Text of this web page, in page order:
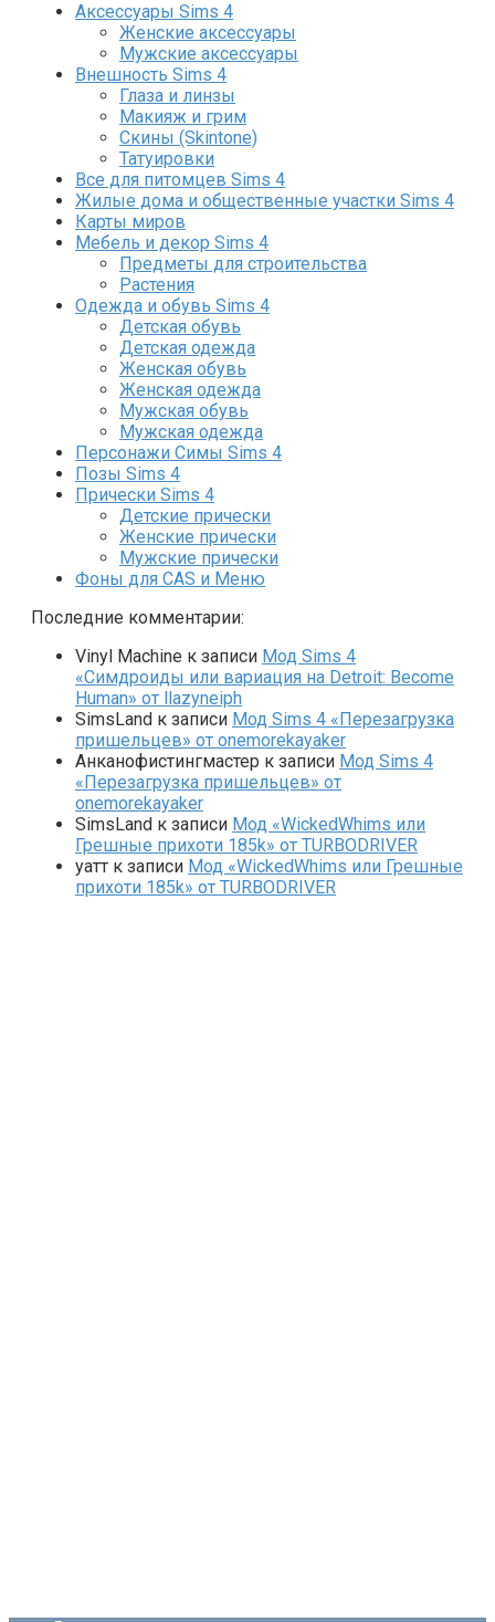
Аксессуары Sims 4
Женские аксессуары
Мужские аксессуары
Внешность Sims 4
Глаза и линзы
Макияж и грим
Скины (Skintone)
Татуировки
Все для питомцев Sims 4
Жилые дома и общественные участки Sims 4
Карты миров
Мебель и декор Sims 4
Предметы для строительства
Растения
Одежда и обувь Sims 4
Детская обувь
Детская одежда
Женская обувь
Женская одежда
Мужская обувь
Мужская одежда
Персонажи Симы Sims 4
Позы Sims 4
Прически Sims 4
Детские прически
Женские прически
Мужские прически
Фоны для CAS и Меню
Последние комментарии:
Vinyl Machine к записи Мод Sims 4
«Симдроиды или вариация на Detroit: Become
Human» от llazyneiph
SimsLand к записи Мод Sims 4 «Перезагрузка
пришельцев» от onemorekayaker
Анканофистингмастер к записи Мод Sims 4
«Перезагрузка пришельцев» от
onemorekayaker
SimsLand к записи Мод «WickedWhims или
Грешные прихоти 185k» от TURBODRIVER
yaтт к записи Мод «WickedWhims или Грешные
прихоти 185k» от TURBODRIVER